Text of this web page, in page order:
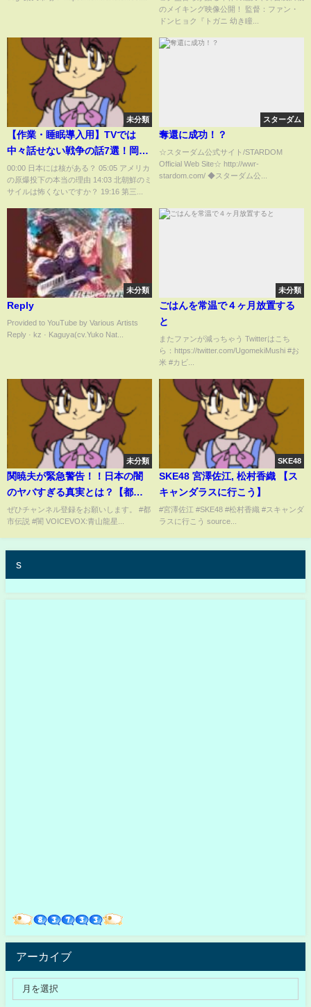
づけてくれます
日公開）
のメイキング映像公開！ 監督：ファン・
ドンヒョク『トガニ 幼き瞳...
未分類
【作業・睡眠導入用】TVでは
中々話せない戦争の話7選！岡田
斗司夫が戦争について語りま
す！【岡田斗司夫_切り抜き_睡
眠学習_戦争_核_疫病】
00:00 日本には核がある？ 05:05 アメリカ
の原爆投下の本当の理由 14:03 北朝鮮のミ
サイルは怖くないですか？ 19:16 第三...
スターダム
奪還に成功！？
☆スターダム公式サイト/STARDOM
Official Web Site☆ http://wwr-
stardom.com/ ◆スターダム公...
未分類
Reply
Provided to YouTube by Various Artists
Reply · kz · Kaguya(cv.Yuko Nat...
未分類
ごはんを常温で４ヶ月放置する
と
またファンが減っちゃう Twitterはこち
ら：https://twitter.com/UgomekiMushi #お
米 #カビ...
未分類
関暁夫が緊急警告！！日本の闇
のヤバすぎる真実とは？【都市
伝説】
ぜひチャンネル登録をお願いします。 #都
市伝説 #闇 VOICEVOX:青山龍星...
SKE48
SKE48 宮澤佐江, 松村香織 【ス
キャンダラスに行こう】
#宮澤佐江 #SKE48 #松村香織 #スキャンダ
ラスに行こう source...
s
アーカイブ